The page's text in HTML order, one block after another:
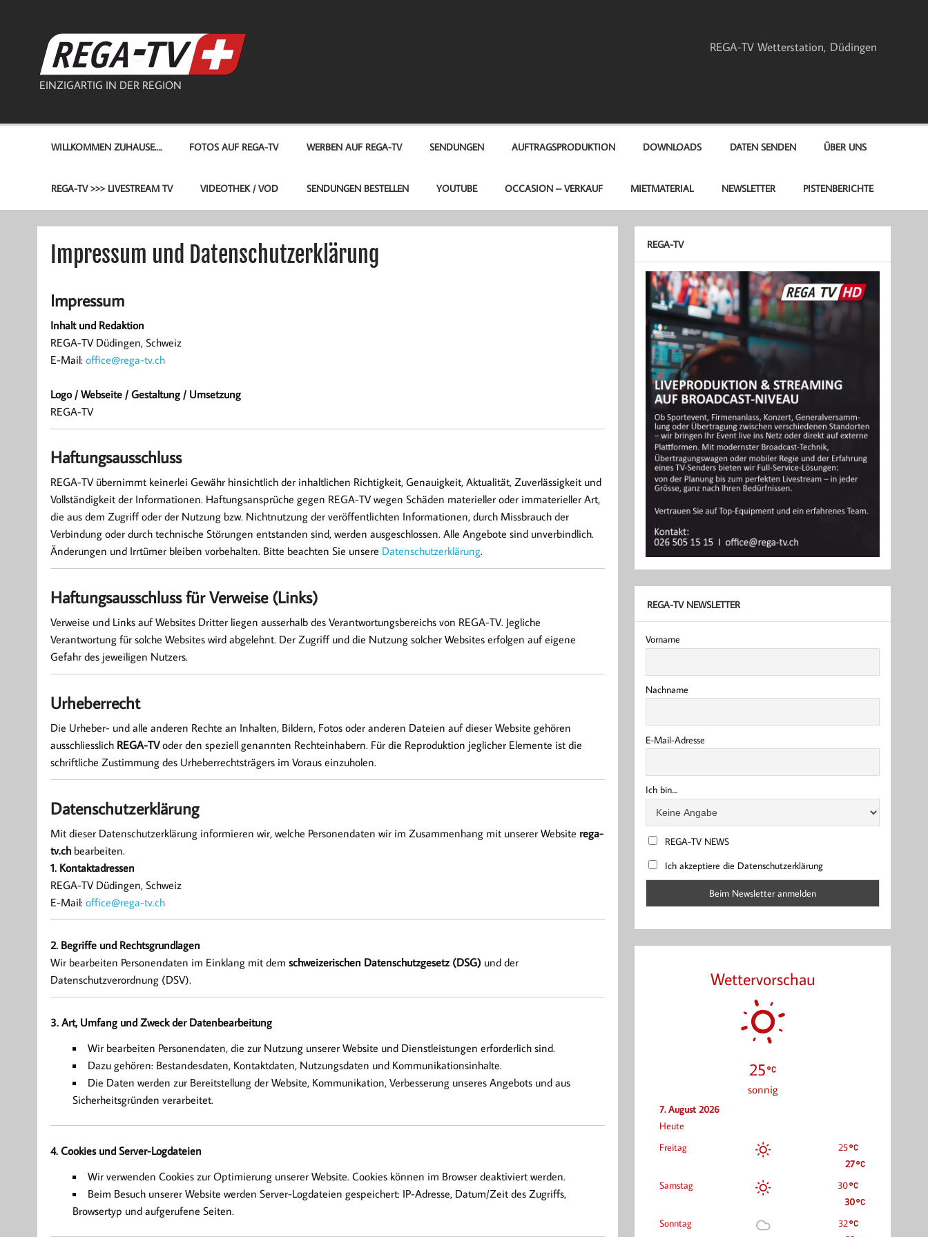
EINZIGARTIG IN DER REGION
REGA-TV Wetterstation, Düdingen
WILLKOMMEN ZUHAUSE…. FOTOS AUF REGA-TV WERBEN AUF REGA-TV SENDUNGEN AUFTRAGSPRODUKTION DOWNLOADS DATEN SENDEN ÜBER UNS
REGA-TV >>> LIVESTREAM TV VIDEOTHEK / VOD SENDUNGEN BESTELLEN YOUTUBE OCCASION – VERKAUF MIETMATERIAL NEWSLETTER PISTENBERICHTE
Impressum und Datenschutzerklärung
Impressum
Inhalt und Redaktion
REGA-TV Düdingen, Schweiz
E-Mail: office@rega-tv.ch
Logo / Webseite / Gestaltung / Umsetzung
REGA-TV
Haftungsausschluss
REGA-TV übernimmt keinerlei Gewähr hinsichtlich der inhaltlichen Richtigkeit, Genauigkeit, Aktualität, Zuverlässigkeit und
Vollständigkeit der Informationen. Haftungsansprüche gegen REGA-TV wegen Schäden materieller oder immaterieller Art,
die aus dem Zugriff oder der Nutzung bzw. Nichtnutzung der veröffentlichten Informationen, durch Missbrauch der
Verbindung oder durch technische Störungen entstanden sind, werden ausgeschlossen. Alle Angebote sind unverbindlich.
Änderungen und Irrtümer bleiben vorbehalten. Bitte beachten Sie unsere Datenschutzerklärung.
Haftungsausschluss für Verweise (Links)
Verweise und Links auf Websites Dritter liegen ausserhalb des Verantwortungsbereichs von REGA-TV. Jegliche
Verantwortung für solche Websites wird abgelehnt. Der Zugriff und die Nutzung solcher Websites erfolgen auf eigene
Gefahr des jeweiligen Nutzers.
Urheberrecht
Die Urheber- und alle anderen Rechte an Inhalten, Bildern, Fotos oder anderen Dateien auf dieser Website gehören
ausschliesslich REGA-TVoder den speziell genannten Rechteinhabern. Für die Reproduktion jeglicher Elemente ist die
schriftliche Zustimmung des Urheberrechtsträgers im Voraus einzuholen.
Datenschutzerklärung
Mit dieser Datenschutzerklärung informieren wir, welche Personendaten wir im Zusammenhang mit unserer Website rega-
tv.chbearbeiten.
1. Kontaktadressen
REGA-TV Düdingen, Schweiz
E-Mail: office@rega-tv.ch
2. Begriffe und Rechtsgrundlagen
Wir bearbeiten Personendaten im Einklang mit dem schweizerischen Datenschutzgesetz (DSG) und der
Datenschutzverordnung (DSV).
3. Art, Umfang und Zweck der Datenbearbeitung
Wir bearbeiten Personendaten, die zur Nutzung unserer Website und Dienstleistungen erforderlich sind.
Dazu gehören: Bestandesdaten, Kontaktdaten, Nutzungsdaten und Kommunikationsinhalte.
Die Daten werden zur Bereitstellung der Website, Kommunikation, Verbesserung unseres Angebots und aus
Sicherheitsgründen verarbeitet.
4. Cookies und Server-Logdateien
Wir verwenden Cookies zur Optimierung unserer Website. Cookies können im Browser deaktiviert werden.
Beim Besuch unserer Website werden Server-Logdateien gespeichert: IP-Adresse, Datum/Zeit des Zugriffs,
Browsertyp und aufgerufene Seiten.
REGA-TV
REGA-TV NEWSLETTER
Vorname
Nachname
E-Mail-Adresse
Ich bin....
REGA-TV NEWS
Ich akzeptiere die Datenschutzerklärung
Wettervorschau
25
sonnig
7. August 2026
Heute
Freitag
25
27
Samstag
30
30
Sonntag
32